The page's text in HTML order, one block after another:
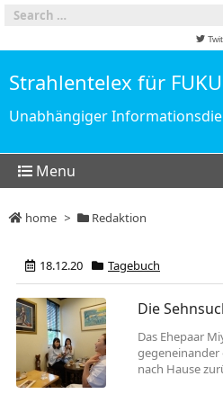
Strahlentelex für
Unabhängiger
Menu
home > Redaktion
18.12.20 Tagebuch
Die
Das Ehepaar
gegeneinander
nach Hause